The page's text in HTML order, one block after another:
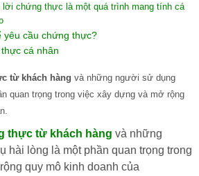
lời chứng thực là một quá trình mang tính cá
yêu cầu chứng thực?
cá nhân
từ khách hàng và những người sử dụng
quan trọng trong việc xây dựng và mở rộng
thực từ khách hàng và những
hài lòng là một phần quan trọng trong
quy mô kinh doanh của